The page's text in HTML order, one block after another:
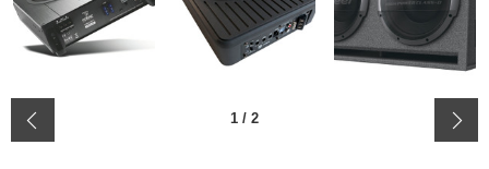
1 / 2